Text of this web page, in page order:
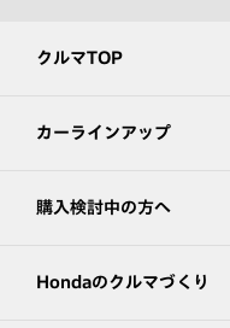
クルマTOP
カーラインアップ
購入検討中の方へ
Hondaのクルマづくり